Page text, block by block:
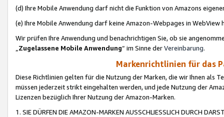
(d) Ihre Mobile Anwendung darf nicht die Funktion von Amazons
(e) Ihre Mobile Anwendung darf keine Amazon-Webpages in WebView
Wir prüfen Ihre Anwendung und benachrichtigen Sie, ob sie
„Zugelassene Mobile Anwendung“ im Sinne derVereinbarung.
Markenrichtlinien für das
Diese Richtlinien gelten für die Nutzung der Marken, die wir Ihnen als
müssen jederzeit strikt eingehalten werden, und jede Nutzung der
Lizenzen bezüglich Ihrer Nutzung der Amazon-Marken.
1. SIE DÜRFEN DIE AMAZON-MARKEN AUSSCHLIESSLICH DURCH